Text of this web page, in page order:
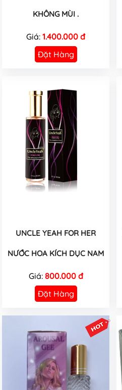
KHÔNG MÙI .
Giá: 1.400.000 đ
Đặt Hàng
UNCLE YEAH FOR HER
NƯỚC HOA KÍCH DỤC NAM
Giá: 800.000 đ
Đặt Hàng